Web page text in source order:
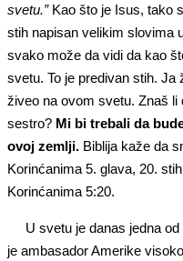
svetu.” Kao što je Isus, tako
stih napisan velikim slovima
svako može da vidi da kao
svetu. To je predivan stih.
živeo na ovom svetu. Znaš
sestro? Mi bi trebali da
ovoj zemlji. Biblija kaže da
Korinćanima 5. glava, 20.
Korinćanima 5:20.
U svetu je danas jedna
je ambasador Amerike